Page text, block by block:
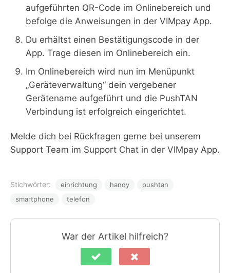
aufgeführten QR-Code im Onlinebereich und
befolge die Anweisungen in der VIMpay App.
Du erhältst einen Bestätigungscode in der
App. Trage diesen im Onlinebereich ein.
Im Onlinebereich wird nun im Menüpunkt
„Geräteverwaltung“ dein vergebener
Gerätename aufgeführt und die PushTAN
Verbindung ist erfolgreich eingerichtet.
Melde dich bei Rückfragen gerne bei unserem
Support Team im Support Chat in der VIMpay App.
Stichwörter: einrichtung handy
pushtan
smartphone
telefon
War der Artikel hilfreich?